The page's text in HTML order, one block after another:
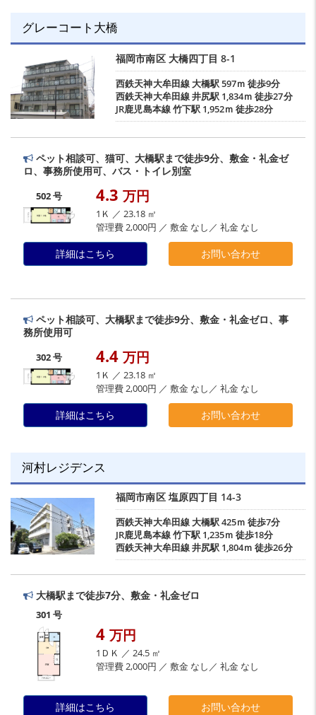
グレーコート大橋
福岡市南区 大橋四丁目 8-1
西鉄天神大牟田線大橋駅597ｍ 徒歩9分
西鉄天神大牟田線井尻駅1,834ｍ 徒歩27分
JR鹿児島本線竹下駅1,952ｍ 徒歩28分
ペット相談可、猫可、大橋駅まで徒歩9分、敷金・礼金ゼ
ロ、事務所使用可、バス・トイレ別室
502 号 4.3 万円
1Ｋ ／ 23.18 ㎡
管理費 2,000円 ／ 敷金 なし／ 礼金 なし
詳細はこちら お問い合わせ
ペット相談可、大橋駅まで徒歩9分、敷金・礼金ゼロ、事
務所使用可
302 号 4.4 万円
1Ｋ ／ 23.18 ㎡
管理費 2,000円 ／ 敷金 なし／ 礼金 なし
詳細はこちら お問い合わせ
河村レジデンス
福岡市南区 塩原四丁目 14-3
西鉄天神大牟田線大橋駅425ｍ 徒歩7分
JR鹿児島本線竹下駅1,235ｍ 徒歩18分
西鉄天神大牟田線井尻駅1,804ｍ 徒歩26分
大橋駅まで徒歩7分、敷金・礼金ゼロ
301 号
4 万円
1ＤＫ ／ 24.5 ㎡
管理費 2,000円 ／ 敷金 なし／ 礼金 なし
詳細はこちら お問い合わせ